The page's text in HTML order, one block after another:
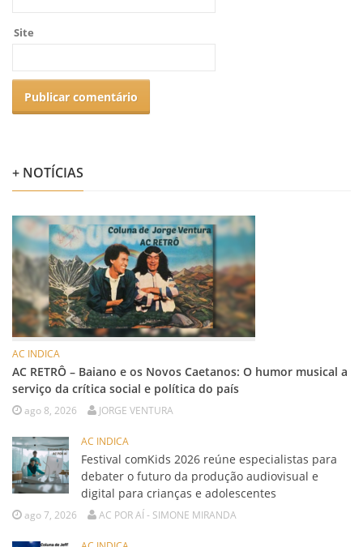
Site
+ NOTÍCIAS
AC INDICA
AC RETRÔ – Baiano e os Novos Caetanos: O humor musical a
serviço da crítica social e política do país
ago 8, 2026 JORGE VENTURA
AC INDICA
Festival comKids 2026 reúne especialistas para
debater o futuro da produção audiovisual e
digital para crianças e adolescentes
ago 7, 2026 AC POR AÍ - SIMONE MIRANDA